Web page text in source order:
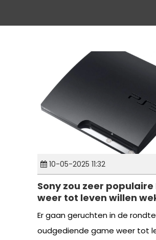
10-05-2025 11:32
Sony zou zeer
weer tot leven willen
Er gaan geruchten in de
oudgediende game weer tot